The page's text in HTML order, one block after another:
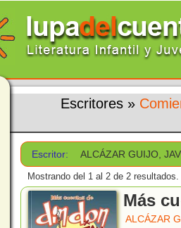
Escritores »
Escritor: ALCÁZAR GUIJO,
Mostrando del 1 al 2 de 2 resultados.
Más
ALCÁZAR